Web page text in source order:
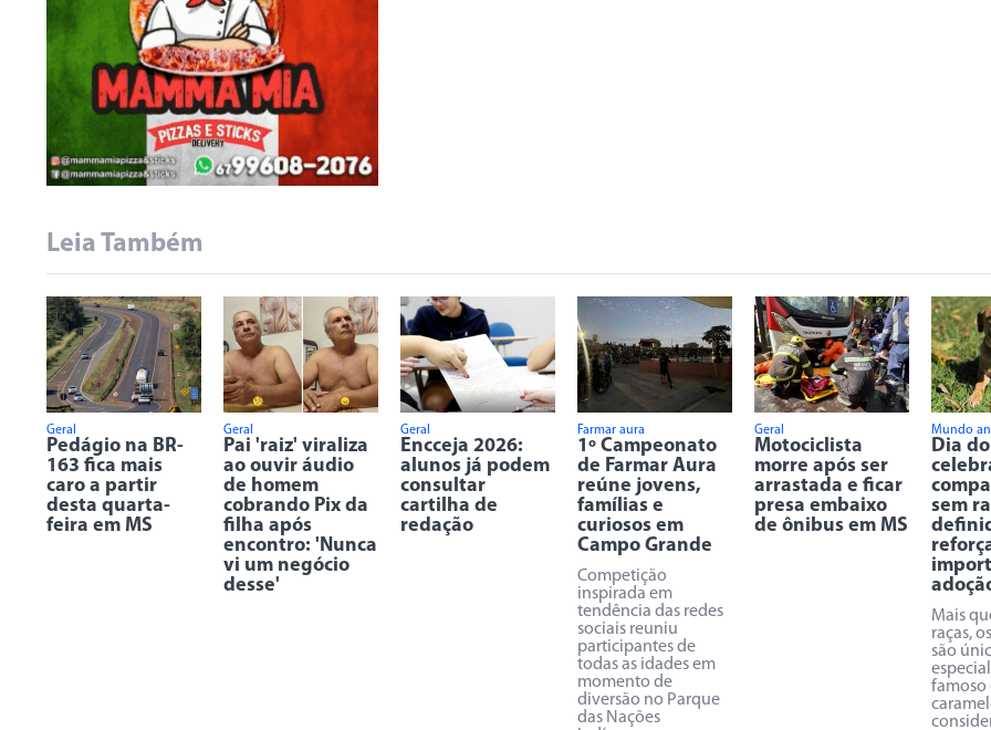
Leia Também
Geral
Pedágio na BR-
163 fica mais
caro a partir
desta quarta-
feira em MS
Geral
Pai 'raiz' viraliza
ao ouvir áudio
de homem
cobrando Pix da
filha após
encontro: 'Nunca
vi um negócio
desse'
Geral
Encceja 2026:
alunos já podem
consultar
cartilha de
redação
Farmar aura
1º Campeonato
de Farmar Aura
reúne jovens,
famílias e
curiosos em
Campo Grande
Competição
inspirada em
tendência das redes
sociais reuniu
participantes de
todas as idades em
momento de
diversão no Parque
das Nações
Geral
Motociclista
morre após ser
arrastada e ficar
presa embaixo
de ônibus em MS
Mundo
Dia
sem
Mais
raças,
são
famoso